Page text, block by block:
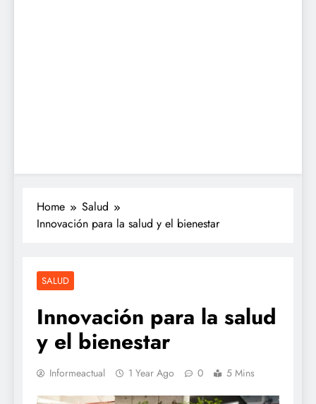
Home
Salud
Innovación para la salud y el bienestar
SALUD
Innovación para la salud
y el bienestar
Informeactual 1 Year Ago 0 5 Mins